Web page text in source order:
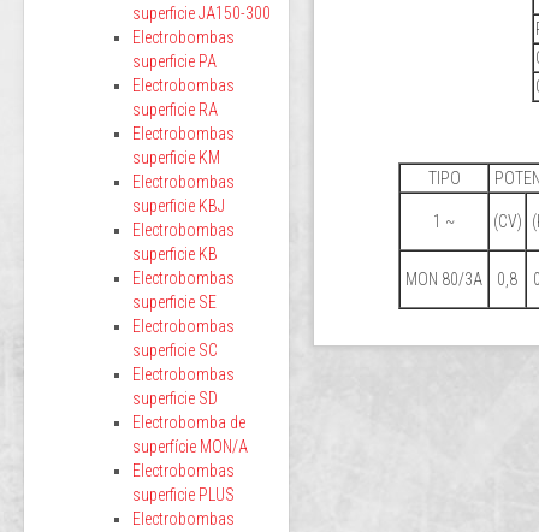
TIPO
1 ~ (CV)
MON 80/3A 0,8
superficie JA150-300
Electrobombas
superficie PA
Electrobombas
superficie RA
Electrobombas
superficie KM
Electrobombas
superficie KBJ
Electrobombas
superficie KB
Electrobombas
superficie SE
Electrobombas
superficie SC
Electrobombas
superficie SD
Electrobomba de
superfície MON/A
Electrobombas
superficie PLUS
Electrobombas